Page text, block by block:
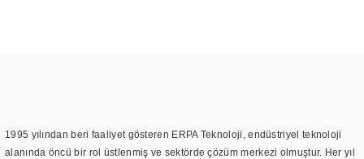
1995 yılından beri faaliyet gösteren ERPA Teknoloji, endüstriyel teknoloji
alanında öncü bir rol üstlenmiş ve sektörde çözüm merkezi olmuştur. Her yıl